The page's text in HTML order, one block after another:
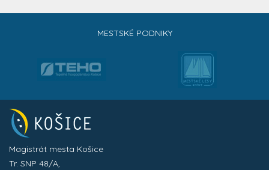
MESTSKÉ PODNIKY
Magistrát mesta Košice
Tr. SNP 48/A,